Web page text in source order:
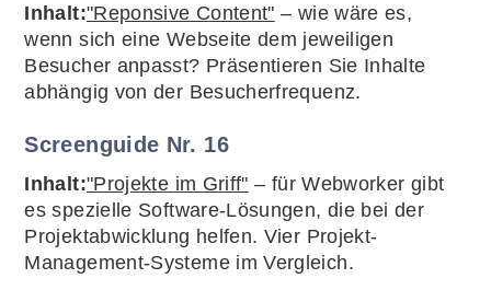
Inhalt:"Reponsive Content" – wie wäre es,
wenn sich eine Webseite dem jeweiligen
Besucher anpasst? Präsentieren Sie Inhalte
abhängig von der Besucherfrequenz.
Screenguide Nr. 16
Inhalt:"Projekte im Griff" – für Webworker gibt
es spezielle Software-Lösungen, die bei der
Projektabwicklung helfen. Vier Projekt-
Management-Systeme im Vergleich.